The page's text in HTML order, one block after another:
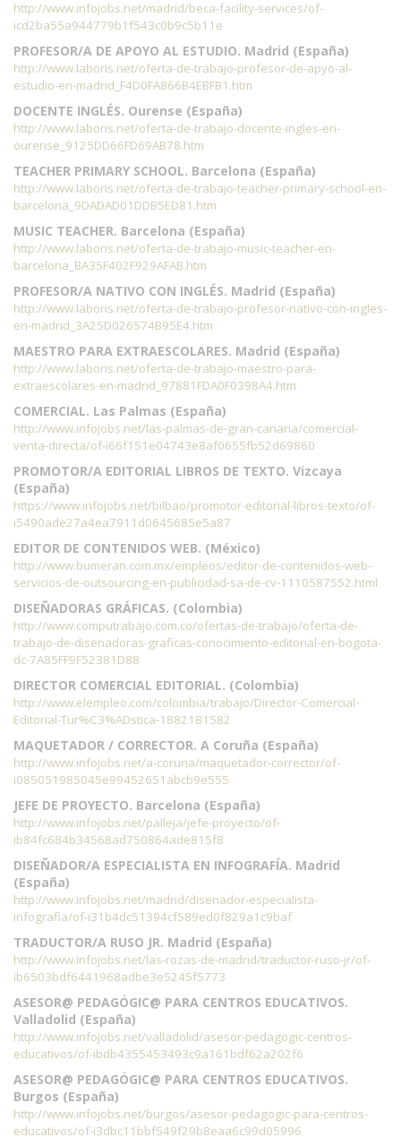
http://www.infojobs.net/madrid/beca-facility-services/of-
icd2ba55a944779b1f543c0b9c5b11e
PROFESOR/A DE APOYO AL ESTUDIO. Madrid (España)
http://www.laboris.net/oferta-de-trabajo-profesor-de-apyo-al-
estudio-en-madrid_F4D0FA866B4EBFB1.htm
DOCENTE INGLÉS. Ourense (España)
http://www.laboris.net/oferta-de-trabajo-docente-ingles-en-
ourense_9125DD66FD69AB78.htm
TEACHER PRIMARY SCHOOL. Barcelona (España)
http://www.laboris.net/oferta-de-trabajo-teacher-primary-school-en-
barcelona_9DADAD01DDB5ED81.htm
MUSIC TEACHER. Barcelona (España)
http://www.laboris.net/oferta-de-trabajo-music-teacher-en-
barcelona_BA35F402F929AFAB.htm
PROFESOR/A NATIVO CON INGLÉS. Madrid (España)
http://www.laboris.net/oferta-de-trabajo-profesor-nativo-con-ingles-
en-madrid_3A25D026574B95E4.htm
MAESTRO PARA EXTRAESCOLARES. Madrid (España)
http://www.laboris.net/oferta-de-trabajo-maestro-para-
extraescolares-en-madrid_97881FDA0F0398A4.htm
COMERCIAL. Las Palmas (España)
http://www.infojobs.net/las-palmas-de-gran-canaria/comercial-
venta-directa/of-i66f151e04743e8af0655fb52d69860
PROMOTOR/A EDITORIAL LIBROS DE TEXTO. Vizcaya
(España)
https://www.infojobs.net/bilbao/promotor-editorial-libros-texto/of-
i5490ade27a4ea7911d0645685e5a87
EDITOR DE CONTENIDOS WEB. (México)
http://www.bumeran.com.mx/empleos/editor-de-contenidos-web-
servicios-de-outsourcing-en-publicidad-sa-de-cv-1110587552.html
DISEÑADORAS GRÁFICAS. (Colombia)
http://www.computrabajo.com.co/ofertas-de-trabajo/oferta-de-
trabajo-de-disenadoras-graficas-conocimiento-editorial-en-bogota-
dc-7A85FF9F52381D88
DIRECTOR COMERCIAL EDITORIAL. (Colombia)
http://www.elempleo.com/colombia/trabajo/Director-Comercial-
Editorial-Tur%C3%ADstica-1882181582
MAQUETADOR / CORRECTOR. A Coruña (España)
http://www.infojobs.net/a-coruna/maquetador-corrector/of-
i085051985045e99452651abcb9e555
JEFE DE PROYECTO. Barcelona (España)
http://www.infojobs.net/palleja/jefe-proyecto/of-
ib84fc684b34568ad750864ade815f8
DISEÑADOR/A ESPECIALISTA EN INFOGRAFÍA. Madrid
(España)
http://www.infojobs.net/madrid/disenador-especialista-
infografia/of-i31b4dc51394cf589ed0f829a1c9baf
TRADUCTOR/A RUSO JR. Madrid (España)
http://www.infojobs.net/las-rozas-de-madrid/traductor-ruso-jr/of-
ib6503bdf6441968adbe3e5245f5773
ASESOR@ PEDAGÓGIC@ PARA CENTROS EDUCATIVOS.
Valladolid (España)
http://www.infojobs.net/valladolid/asesor-pedagogic-centros-
educativos/of-ibdb4355453493c9a161bdf62a202f6
ASESOR@ PEDAGÓGIC@ PARA CENTROS EDUCATIVOS.
Burgos (España)
http://www.infojobs.net/burgos/asesor-pedagogic-para-centros-
educativos/of-i3dbc11bbf549f29b8eaa6c99d05996